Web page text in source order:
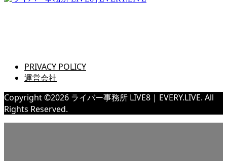
PRIVACY POLICY
運営会社
Copyright ©2026 ライバー事務所 LIVE8 | EVERY.LIVE. All
Rights Reserved.